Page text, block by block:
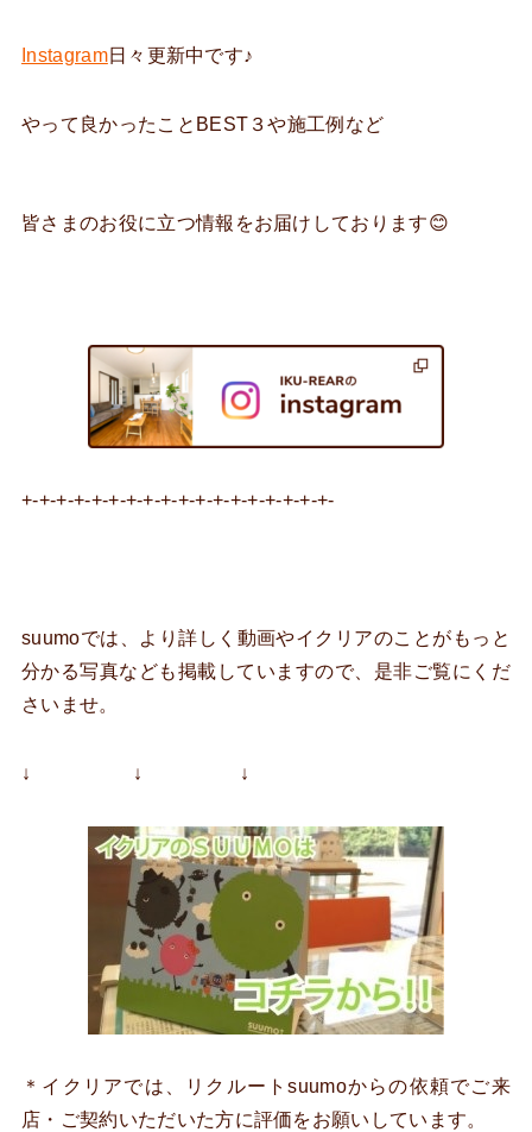
Instagram日々更新中です♪
やって良かったことBEST３や施工例など
皆さまのお役に立つ情報をお届けしております😊
+-+-+-+-+-+-+-+-+-+-+-+-+-+-+-+-+-+-
suumoでは、より詳しく動画やイクリアのことがもっと
分かる写真なども掲載していますので、是非ご覧にくだ
さいませ。
↓ ↓ ↓
＊イクリアでは、リクルートsuumoからの依頼でご来
店・ご契約いただいた方に評価をお願いしています。